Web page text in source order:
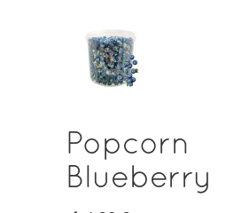
Popcorn
Blueberry